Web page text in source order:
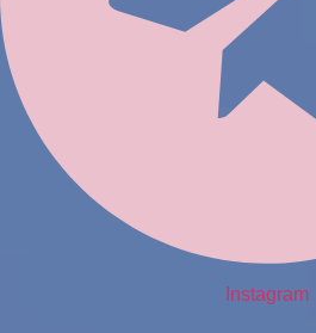
Instagram